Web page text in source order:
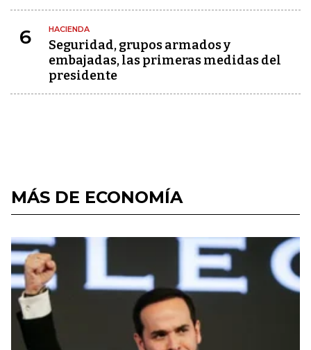
6 HACIENDA
Seguridad, grupos armados y
embajadas, las primeras medidas del
presidente
MÁS DE ECONOMÍA